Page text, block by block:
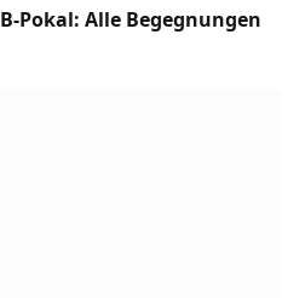
Pokal: Alle Begegnungen